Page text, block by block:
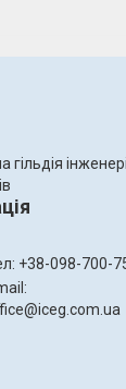
+38-098-700-